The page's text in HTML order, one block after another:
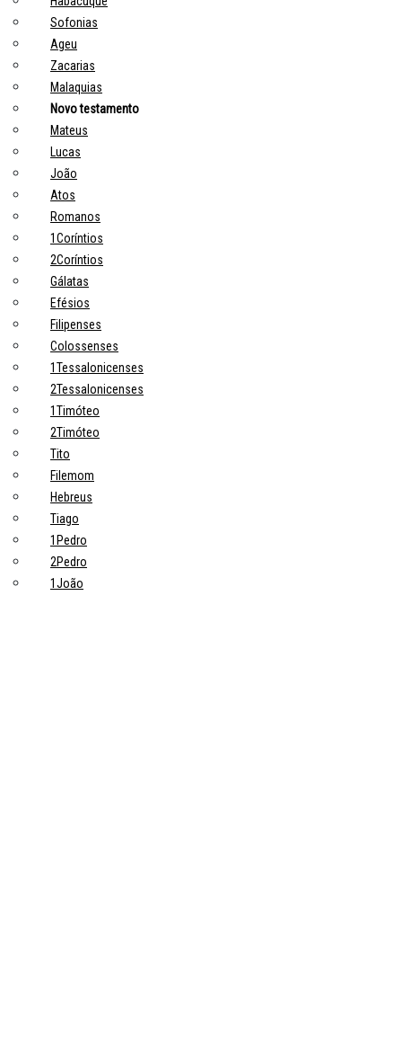
Sofonias
Ageu
Zacarias
Malaquias
Novo testamento
Mateus
Lucas
João
Atos
Romanos
1Coríntios
2Coríntios
Gálatas
Efésios
Filipenses
Colossenses
1Tessalonicenses
2Tessalonicenses
1Timóteo
2Timóteo
Tito
Filemom
Hebreus
Tiago
1Pedro
2Pedro
1João